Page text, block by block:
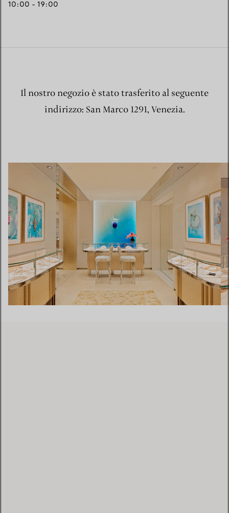
10:00 - 19:00
Il nostro negozio è stato trasferito al seguente
indirizzo: San Marco 1291, Venezia.